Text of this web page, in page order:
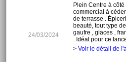
24/03/2024
Plein Centre à
commercial à
de terrasse .
beauté, tout type
gaufre , glaces ,
. Idéal pour ce
> Voir le détail de